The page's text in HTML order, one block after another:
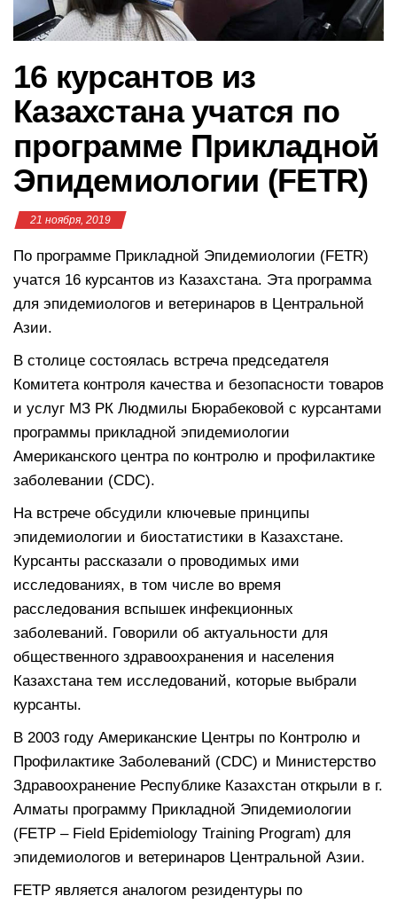
16 курсантов из
Казахстана учатся по
программе Прикладной
Эпидемиологии (FETR)
21 ноября, 2019
По программе Прикладной Эпидемиологии (FETR)
учатся 16 курсантов из Казахстана. Эта программа
для эпидемиологов и ветеринаров в Центральной
Азии.
В столице состоялась встреча председателя
Комитета контроля качества и безопасности товаров
и услуг МЗ РК Людмилы Бюрабековой с курсантами
программы прикладной эпидемиологии
Американского центра по контролю и профилактике
заболевании (CDC).
На встрече обсудили ключевые принципы
эпидемиологии и биостатистики в Казахстане.
Курсанты рассказали о проводимых ими
исследованиях, в том числе во время
расследования вспышек инфекционных
заболеваний. Говорили об актуальности для
общественного здравоохранения и населения
Казахстана тем исследований, которые выбрали
курсанты.
В 2003 году Американские Центры по Контролю и
Профилактике Заболеваний (CDC) и Министерство
Здравоохранение Республике Казахстан открыли в г.
Алматы программу Прикладной Эпидемиологии
(FETP – Field Epidemiology Training Program) для
эпидемиологов и ветеринаров Центральной Азии.
FETP является аналогом резидентуры по